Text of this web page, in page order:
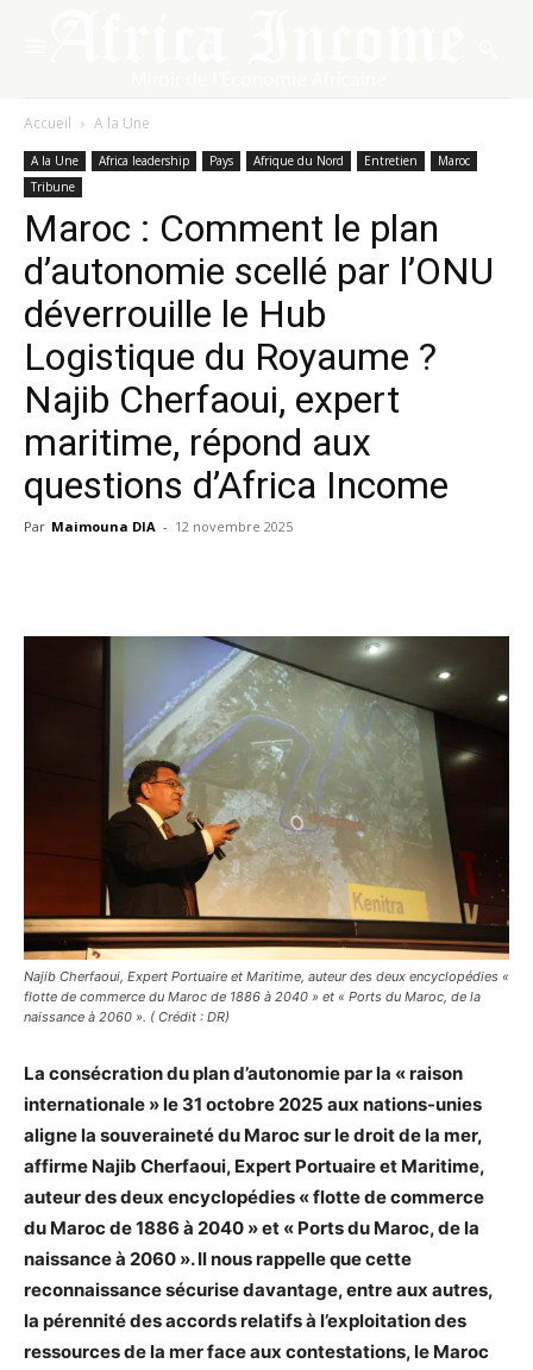
Accueil A la Une
A la Une Africa leadership Pays Afrique du Nord Entretien
Maroc
Tribune
Maroc : Comment le plan
d’autonomie scellé par l’ONU
déverrouille le Hub
Logistique du Royaume ?
Najib Cherfaoui, expert
maritime, répond aux
questions d’Africa Income
Par Maimouna DIA - 12 novembre 2025
Najib Cherfaoui, Expert Portuaire et Maritime, auteur des deux encyclopédies «
flotte de commerce du Maroc de 1886 à 2040 » et « Ports du Maroc, de la
naissance à 2060 ». ( Crédit : DR)
La consécration du plan d’autonomie par la « raison
internationale » le 31 octobre 2025 aux nations-unies
aligne la souveraineté du Maroc sur le droit de la mer,
affirme Najib Cherfaoui, Expert Portuaire et Maritime,
auteur des deux encyclopédies « flotte de commerce
du Maroc de 1886 à 2040 » et « Ports du Maroc, de la
naissance à 2060 ». Il nous rappelle que cette
reconnaissance sécurise davantage, entre aux autres,
la pérennité des accords relatifs à l’exploitation des
ressources de la mer face aux contestations, le Maroc